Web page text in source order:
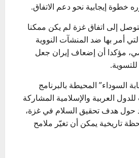
خطوة إيجابية نحو دعم الاتفاق.
إلى اتفاق غزة لم يكن ممكنا
أمر بها ضد المنشآت النووية
مؤكدا أن إضعاف إيران جعل
السوداء” المحيطة بالبرنامج
العربية والإسلامية المشاركة
حول هدف تحقيق السلام في غزة،
تاريخية يمكن أن تغيّر ملامح